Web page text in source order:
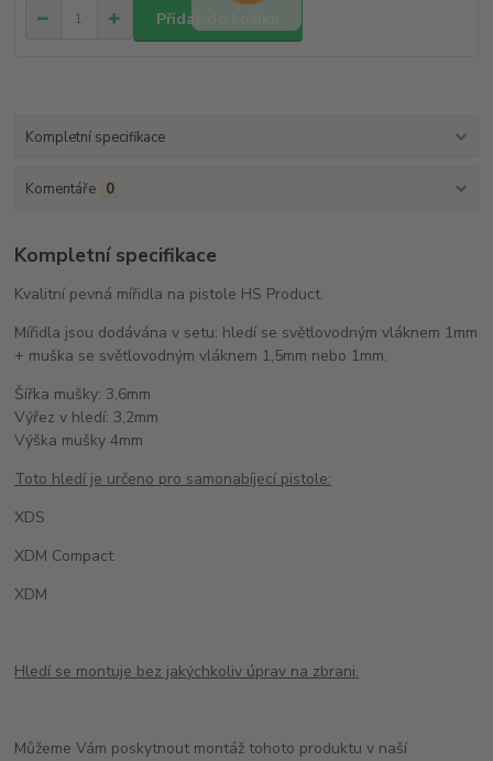
Přidat do košíku
Kompletní specifikace
Komentáře 0
Kompletní specifikace
Kvalitní pevná mířidla na pistole HS Product.
Mířidla jsou dodávána v setu: hledí se světlovodným vláknem 1mm
+ muška se světlovodným vláknem 1,5mm nebo 1mm.
Šířka mušky: 3,6mm
Výřez v hledí: 3,2mm
Výška mušky 4mm
Toto hledí je určeno pro samonabíjecí pistole:
XDS
XDM Compact
XDM
Hledí se montuje bez jakýchkoliv úprav na zbrani.
Můžeme Vám poskytnout montáž tohoto produktu v naší